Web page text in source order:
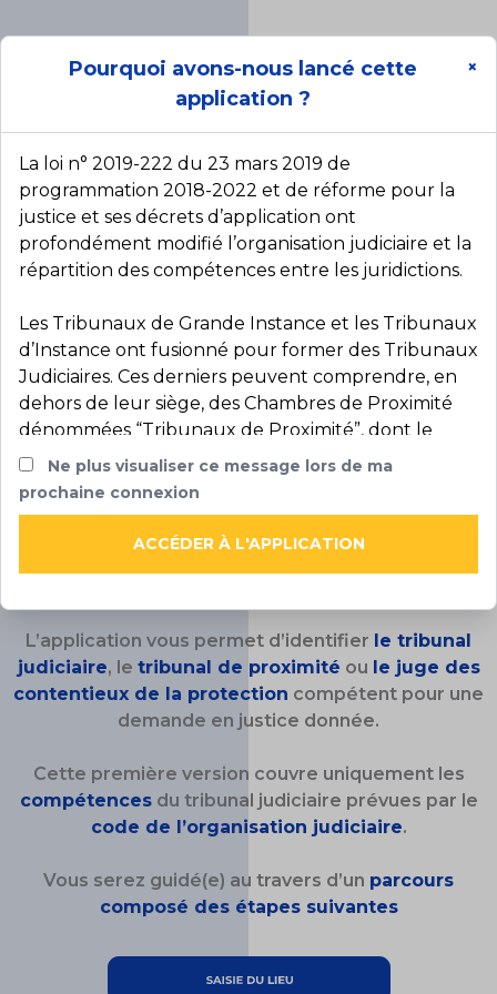
L’application vous permet d’identifier le tribunal
judiciaire, le tribunal de proximité ou le juge des
contentieux de la protection compétent pour une
demande en justice donnée.
Cette première version couvre uniquement les
compétencesdu tribunal judiciaire prévues par le
code de l’organisation judiciaire.
Vous serez guidé(e) au travers d’un parcours
composé des étapes suivantes
Pourquoi avons-nous lancé cette
application ?
×
La loi n° 2019-222 du 23 mars 2019 de
programmation 2018-2022 et de réforme pour la
justice et ses décrets d’application ont
profondément modifié l’organisation judiciaire et la
répartition des compétences entre les juridictions.
Les Tribunaux de Grande Instance et les Tribunaux
d’Instance ont fusionné pour former des Tribunaux
Judiciaires. Ces derniers peuvent comprendre, en
dehors de leur siège, des Chambres de Proximité
dénommées “Tribunaux de Proximité”, dont le
siège et le ressort ainsi que les compétences
matérielles sont fixées par décret.
Une fonction de Juge des Contentieux de la
au Tribunal d’Instance. Au-delà des compétences
strictement définies de chacune de ces formations,
certains Tribunaux Judiciaires sont spécialement
désignés pour connaître de certaines matières dites
« techniques ».
Face à cette complexité nouvelle, LX est heureux
de mettre gratuitement à votre disposition cette
application « Compétences Tribunal Judiciaire ».
Professeur Hervé Croze, elle vous accompagnera
au quotidien dans votre pratique.
L’Application ne traite que les Demandes de la
compétence du Tribunal judiciaire. Vous devez
Ne plus visualiser ce message lors de ma
prochaine connexion
ACCÉDER À L'APPLICATION